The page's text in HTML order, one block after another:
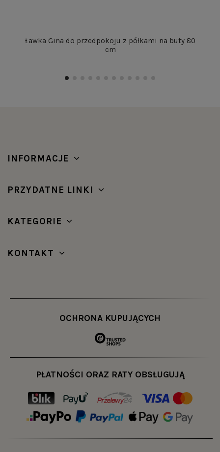
Ławka Gina do przedpokoju z półkami na buty 80
cm
INFORMACJE
PRZYDATNE LINKI
KATEGORIE
KONTAKT
OCHRONA KUPUJĄCYCH
PŁATNOŚCI ORAZ RATY OBSŁUGUJĄ